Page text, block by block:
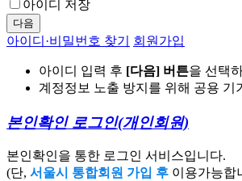
아이디 저장
다음
아이디·비밀번호 찾기 회원가입
아이디 입력 후 [다음] 버튼을 선택
계정정보 노출 방지를 위해 공용
본인확인 로그인(개인회원)
본인확인을 통한 로그인 서비스입니다.
(단, 서울시 통합회원 가입 후 이용가능합